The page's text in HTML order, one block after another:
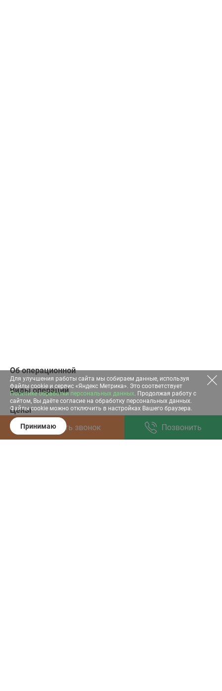
Для улучшения работы сайта мы собираем данные, используя
файлы cookie и сервис «Яндекс Метрика». Это соответствует
Политике обработки персональных данных. Продолжая работу с
сайтом, Вы даёте согласие на обработку персональных данных.
Файлы cookie можно отключить в настройках Вашего браузера.
Принимаю Позвонить
Заказать звонок
Об операционной
Виды операций
Цены
Анализы